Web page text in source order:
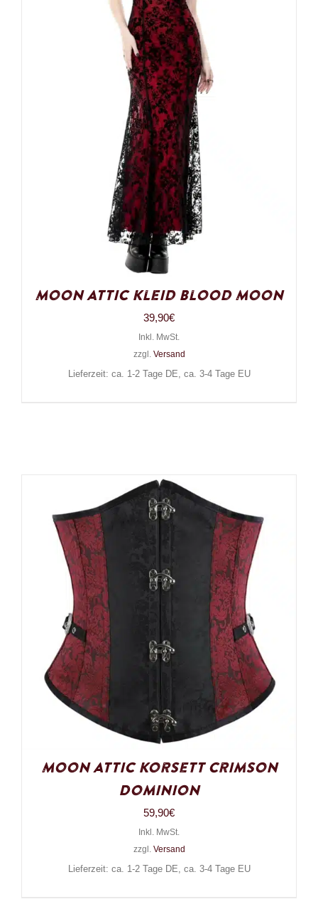
Moon Attic Kleid Blood Moon
39,90€
Inkl. MwSt.
zzgl. Versand
Lieferzeit: ca. 1-2 Tage DE, ca. 3-4 Tage EU
Moon Attic Korsett Crimson
Dominion
59,90€
Inkl. MwSt.
zzgl. Versand
Lieferzeit: ca. 1-2 Tage DE, ca. 3-4 Tage EU